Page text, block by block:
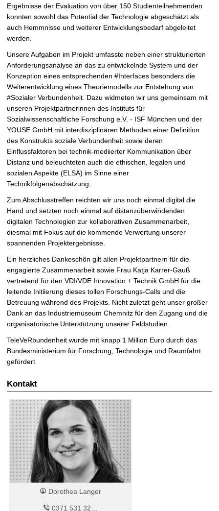
Ergebnisse der Evaluation von über 150 Studienteilnehmenden
konnten sowohl das Potential der Technologie abgeschätzt als
auch Hemmnisse und weiterer Entwicklungsbedarf abgeleitet
werden.
Unsere Aufgaben im Projekt umfasste neben einer strukturierten
Anforderungsanalyse an das zu entwickelnde System und der
Konzeption eines entsprechenden #Interfaces besonders die
Weiterentwicklung eines Theoriemodells zur Entstehung von
#Sozialer Verbundenheit. Dazu widmeten wir uns gemeinsam mit
unseren Projektpartnerinnen des Instituts für
Sozialwissenschaftliche Forschung e.V. - ISF München und der
YOUSE GmbH mit interdisziplinären Methoden einer Definition
des Konstrukts soziale Verbundenheit sowie deren
Einflussfaktoren bei technik-mediierter Kommunikation über
Distanz und beleuchteten auch die ethischen, legalen und
sozialen Aspekte (ELSA) im Sinne einer
Technikfolgenabschätzung.
Zum Abschlusstreffen reichten wir uns noch einmal digital die
Hand und setzten noch einmal auf distanzüberwindenden
digitalen Technologien zur kollaborativen Zusammenarbeit,
diesmal mit Fokus auf die kommende Verwertung unserer
spannenden Projektergebnisse.
Ein herzliches Dankeschön gilt allen Projektpartnern für die
engagierte Zusammenarbeit sowie Frau Katja Karrer-Gauß
vertretend für den VDI/VDE Innovation + Technik GmbH für die
leitende Initiierung dieses tollen Forschungs-Calls und die
Betreuung während des Projekts. Nicht zuletzt geht unser großer
Dank an das Industriemuseum Chemnitz für den Zugang und die
organisatorische Unterstützung unserer Feldstudien.
TeleVeRbundenheit wurde mit knapp 1 Million Euro durch das
Bundesministerium für Forschung, Technologie und Raumfahrt
gefördert
Kontakt
👤 Dorothea Langer
✆ 0371 531 32…